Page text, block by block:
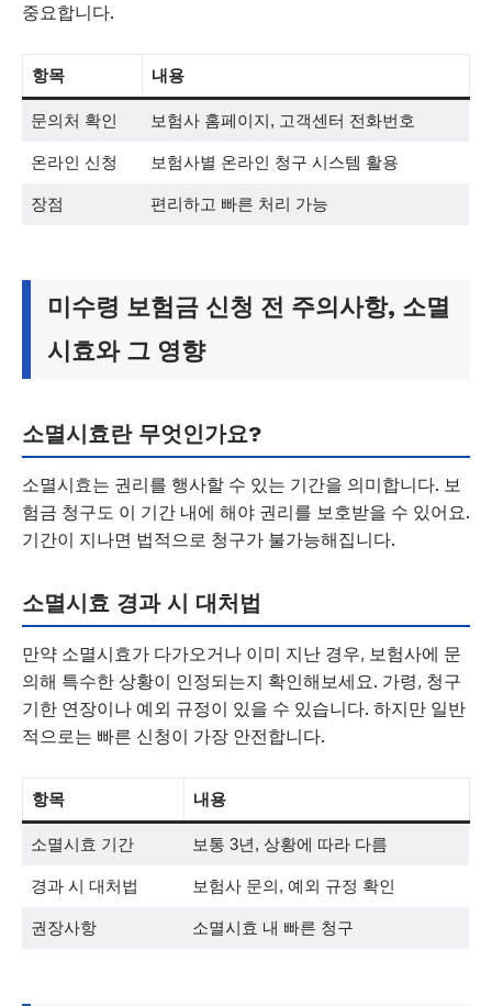
중요합니다.
항목 내용
문의처 확인 보험사 홈페이지, 고객센터 전화번호
온라인 신청 보험사별 온라인 청구 시스템 활용
장점 편리하고 빠른 처리 가능
미수령 보험금 신청 전 주의사항, 소멸
시효와 그 영향
소멸시효란 무엇인가요?
소멸시효는 권리를 행사할 수 있는 기간을 의미합니다. 보
험금 청구도 이 기간 내에 해야 권리를 보호받을 수 있어요.
기간이 지나면 법적으로 청구가 불가능해집니다.
소멸시효 경과 시 대처법
만약 소멸시효가 다가오거나 이미 지난 경우, 보험사에 문
의해 특수한 상황이 인정되는지 확인해보세요. 가령, 청구
기한 연장이나 예외 규정이 있을 수 있습니다. 하지만 일반
적으로는 빠른 신청이 가장 안전합니다.
항목 내용
소멸시효 기간 보통 3년, 상황에 따라 다름
경과 시 대처법 보험사 문의, 예외 규정 확인
권장사항 소멸시효 내 빠른 청구